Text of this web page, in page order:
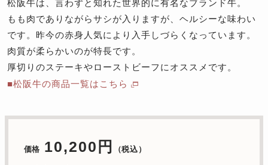
松阪牛は、言わずと知れた世界的に有名なブランド牛。
もも肉でありながらサシが入りますが、ヘルシーな味わい
です。昨今の赤身人気により入手しづらくなっています。
肉質が柔らかいのが特長です。
厚切りのステーキやローストビーフにオススメです。
■松阪牛の商品一覧はこちら
価格 10,200円 （税込）